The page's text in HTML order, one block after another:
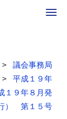
議会事務局
平成１９年
１９年８月発
） 第１５号